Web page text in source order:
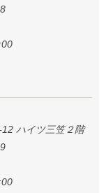
ハイツ三笠２階